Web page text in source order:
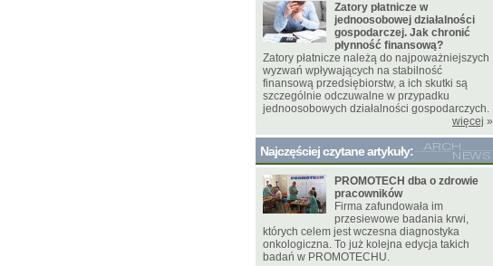
Zatory płatnicze w
jednoosobowej działalności
gospodarczej. Jak chronić
płynność finansową?
Zatory płatnicze należą do najpoważniejszych
wyzwań wpływających na stabilność
finansową przedsiębiorstw, a ich skutki są
szczególnie odczuwalne w przypadku
jednoosobowych działalności gospodarczych.
więcej »
Najczęściej czytane artykuły:
PROMOTECH dba o zdrowie
pracowników
Firma zafundowała im
przesiewowe badania krwi,
których celem jest wczesna diagnostyka
onkologiczna. To już kolejna edycja takich
badań w PROMOTECHU.